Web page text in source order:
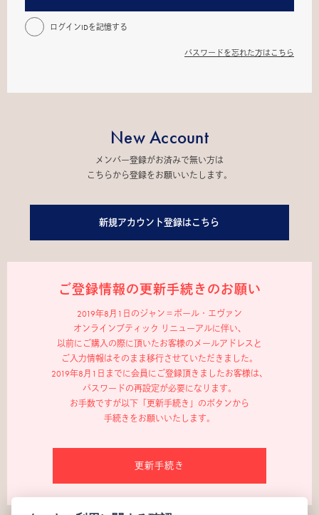
ログインIDを記憶する
パスワードを忘れた方はこちら
New Account
メンバー登録がお済みで無い方は
こちらから登録をお願いいたします。
新規アカウント登録はこちら
ご登録情報の更新手続きのお願い
2019年8月1日のジャン＝ポール・エヴァン
オンラインブティック リニューアルに伴い、
以前にご購入の際に頂いたお客様のメールアドレスと
ご入力情報はそのまま移行させていただきました。
2019年8月1日までに会員にご登録頂きましたお客様は、
パスワードの再設定が必要になります。
お手数ですが以下「更新手続き」のボタンから
手続きをお願いいたします。
更新手続き